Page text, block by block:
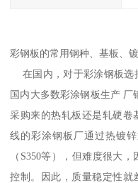
彩钢板的常用钢种、基板、
在国内，对于彩涂钢板选
国内大多数彩涂钢板生产 厂
采购来的热轧板还是轧硬卷
线的彩涂钢板厂通过热镀
（S350等），但难度很大
控制。因此，质量稳定性就